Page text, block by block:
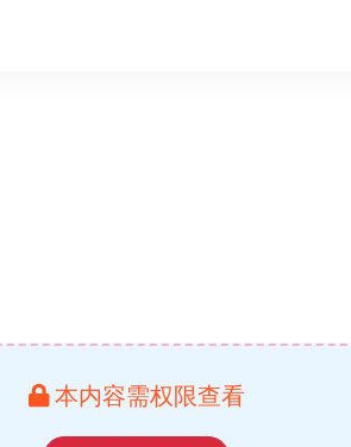
本内容需权限查看